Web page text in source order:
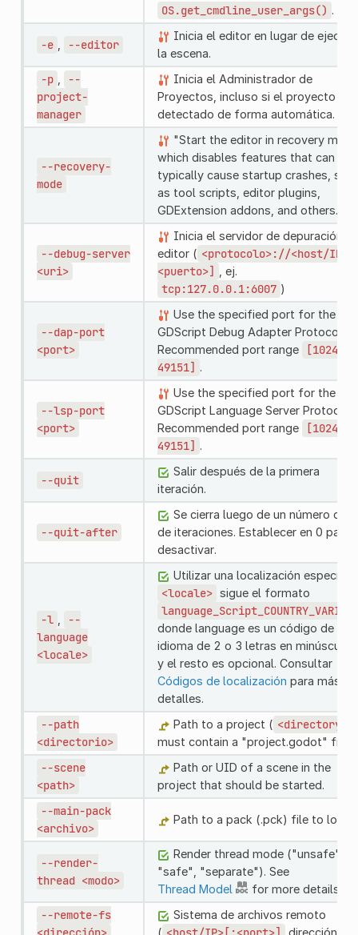
OS.get_cmdline_user_args() .
-e --editor
Inicia el editor en lugar de
la escena.
-p
--
project-
manager
Inicia el Administrador de
Proyectos, incluso si el proyecto es
detectado de forma automática.
--recovery-
mode
"Start the editor in recovery
which disables features that can
typically cause startup crashes,
as tool scripts, editor plugins,
GDExtension addons, and others.
--debug-server
<uri>
Inicia el servidor de depuración
editor ( <protocolo>://<host/
<puerto>]
, ej.
tcp:127.0.0.1:6007 )
--dap-port
<port>
Use the specified port for the
GDScript Debug Adapter Protocol.
Recommended port range
[1024,
49151] .
--lsp-port
<port>
Use the specified port for the
GDScript Language Server Protocol.
Recommended port range
[1024,
49151] .
--quit
Salir después de la primera
iteración.
--quit-after
Se cierra luego de un número
de iteraciones. Establecer en 0 para
desactivar.
-l
--
language
<locale>
Utilizar una localización
<locale> sigue el formato
donde language es un código de
idioma de 2 o 3 letras en minúsculas
y el resto es opcional. Consultar
Códigos de localización para más
detalles.
--path
<directorio>
Path to a project ( <directory>
must contain a "project.godot" file).
--scene
<path>
Path or UID of a scene in the
project that should be started.
--main-pack
<archivo>
Path to a pack (.pck) file to load.
--render-
thread <modo>
Render thread mode ("unsafe",
"safe", "separate"). See
Thread Model
for more details.
--remote-fs
Sistema de archivos remoto
(
dirección).